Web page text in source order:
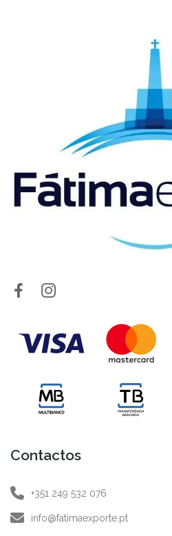
Contactos
+351 249 532 076
info@fatimaexporte.pt